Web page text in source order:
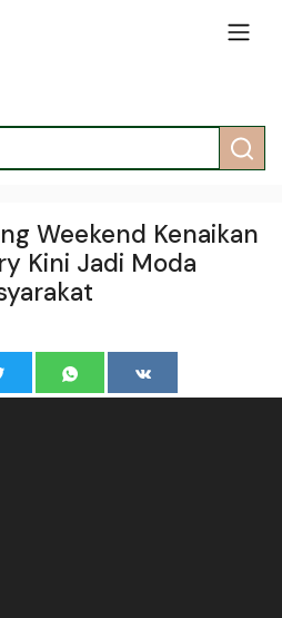
Weekend Kenaikan
Kini Jadi Moda